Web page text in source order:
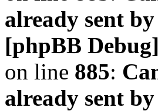
already sent
[phpBB
on line 885:
already sent